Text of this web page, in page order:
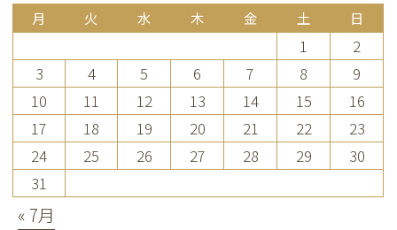
月 火 水 木 金 土 日
1
2
3
4 5 6 7 8
9
10
11 12 13 14 15
16
17
18 19 20 21 22
23
24
25 26 27 28 29
30
31
« 7月